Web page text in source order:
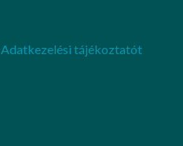
Adatkezelési tájékoztatót